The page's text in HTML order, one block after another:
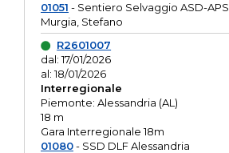
01051 - Sentiero Selvaggio ASD-APS
Murgia, Stefano
R2601007
dal: 17/01/2026
al: 18/01/2026
Interregionale
Piemonte: Alessandria (AL)
18 m
Gara Interregionale 18m
01080- SSD DLF Alessandria